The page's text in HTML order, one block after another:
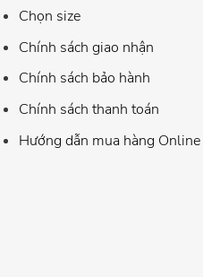
Chọn size
Chính sách giao nhận
Chính sách bảo hành
Chính sách thanh toán
Hướng dẫn mua hàng Online